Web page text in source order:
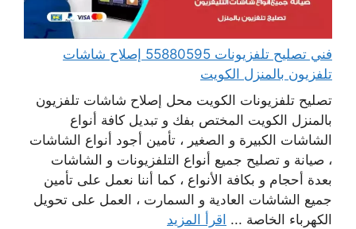
فني تصليح تلفزيونات 55880595 إصلاح شاشات
تلفزيون بالمنزل الكويت
تصليح تلفزيونات الكويت محل إصلاح شاشات تلفزيون
بالمنزل الكويت المختص بفك و تبديل كافة أنواع
الشاشات الكبيرة و الصغير ، تأمين أجود أنواع الشاشات
، صيانة و تصليح جميع أنواع التلفزيونات و الشاشات
بعدة أحجام و بكافة الأنواع ، كما أننا نعمل على تأمين
جميع الشاشات العادية و السمارت ، العمل على تحويل
الكهرباء الخاصة ... اقرأ المزيد